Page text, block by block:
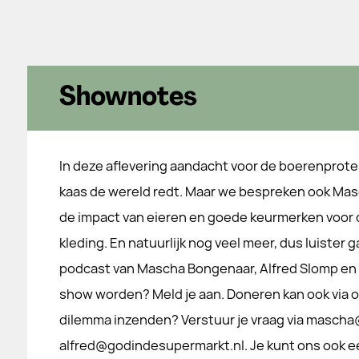
Shownotes
In deze aflevering aandacht voor de
kaas de wereld redt. Maar we bespreken ook
de impact van eieren en goede keurmerken voor
kleding. En natuurlijk nog veel meer, dus luister
podcast van Mascha Bongenaar, Alfred Slomp
show worden? Meld je aan. Doneren kan ook
dilemma inzenden? Verstuur je vraag via
alfred@godindesupermarkt.nl. Je kunt ons ook